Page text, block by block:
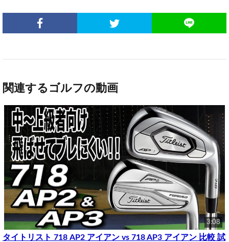
関連するゴルフの動画
3:08
タイトリスト 718 AP2 アイアン vs 718 AP3 アイアン 比較 試